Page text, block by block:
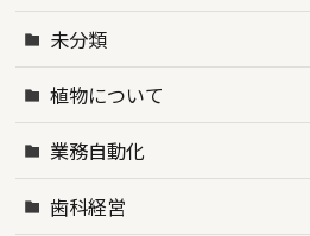
未分類
植物について
業務自動化
歯科経営